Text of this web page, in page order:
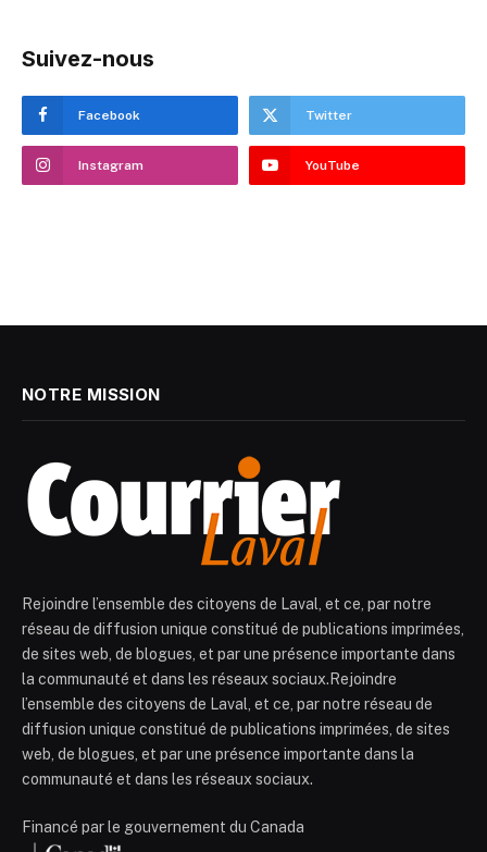
Suivez-nous
Facebook Twitter
Instagram YouTube
NOTRE MISSION
Rejoindre l’ensemble des citoyens de Laval, et ce, par notre
réseau de diffusion unique constitué de publications imprimées,
de sites web, de blogues, et par une présence importante dans
la communauté et dans les réseaux sociaux.Rejoindre
l’ensemble des citoyens de Laval, et ce, par notre réseau de
diffusion unique constitué de publications imprimées, de sites
web, de blogues, et par une présence importante dans la
communauté et dans les réseaux sociaux.
Financé par le gouvernement du Canada